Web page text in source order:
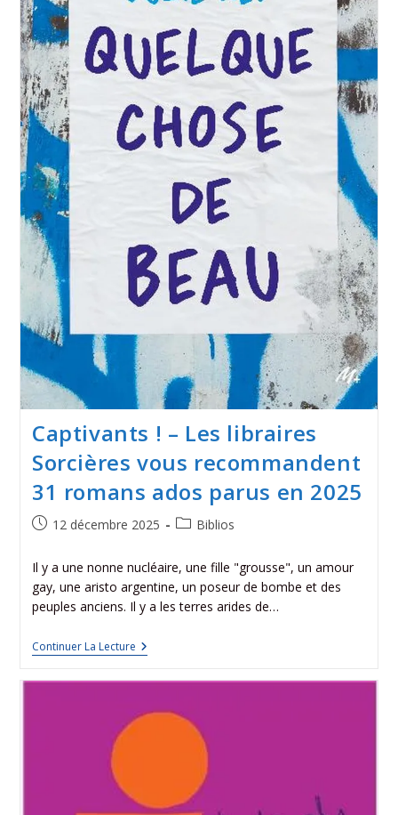
Captivants ! – Les libraires
Sorcières vous recommandent
31 romans ados parus en 2025
12 décembre 2025 Biblios
Il y a une nonne nucléaire, une fille "grousse", un amour
gay, une aristo argentine, un poseur de bombe et des
peuples anciens. Il y a les terres arides de…
Continuer La Lecture